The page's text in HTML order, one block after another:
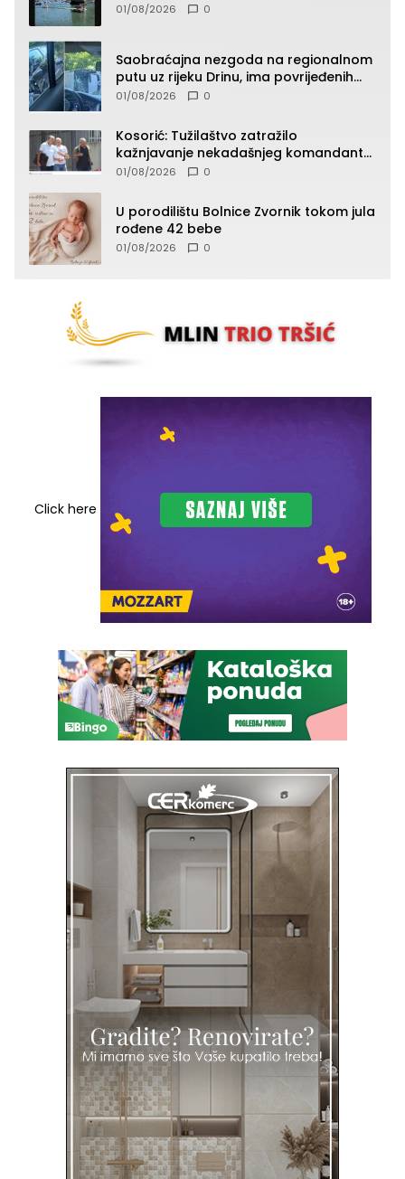
01/08/2026 0
Saobraćajna nezgoda na regionalnom
putu uz rijeku Drinu, ima povrijeđenih
lica (FOTO)
01/08/2026 0
Kosorić: Tužilaštvo zatražilo
kažnjavanje nekadašnjeg komandanta
Vlaseničke brigade
01/08/2026 0
U porodilištu Bolnice Zvornik tokom jula
rođene 42 bebe
01/08/2026 0
Click here